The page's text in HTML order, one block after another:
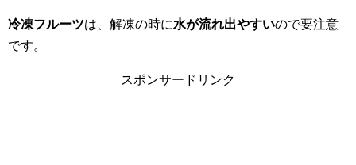
冷凍フルーツは、解凍の時に水が流れ出やすいので要注意
です。
スポンサードリンク